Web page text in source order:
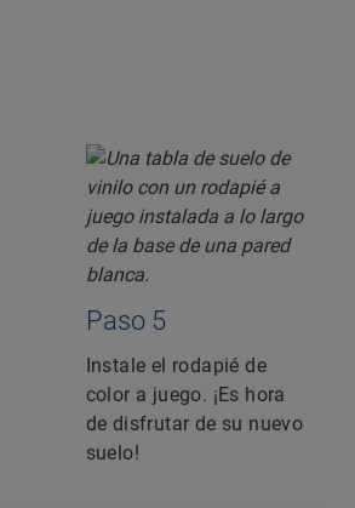
Paso 5
Instale el rodapié de
color a juego. ¡Es hora
de disfrutar de su nuevo
suelo!